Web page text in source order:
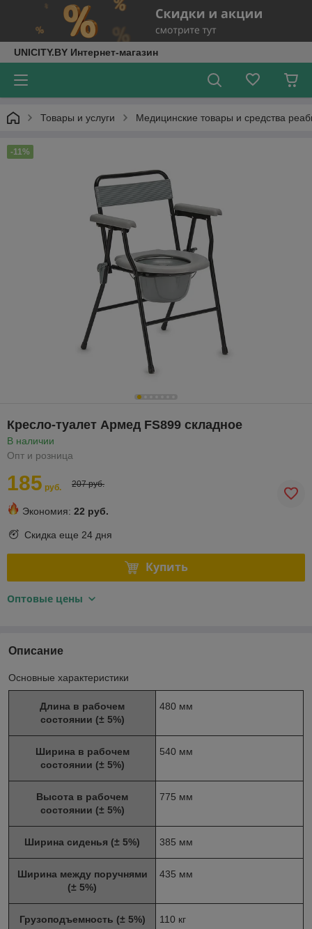
UNICITY.BY Интернет-магазин
Товары и услуги Медицинские товары и средства
-11%
Кресло-туалет Армед FS899 складное
В наличии
Опт и розница
185 руб. 207 руб.
Экономия: 22 руб.
Скидка еще 24 дня
Купить
Оптовые цены
Описание
Основные характеристики
Длина в рабочем
состоянии (± 5%)
480 мм
Ширина в рабочем
состоянии (± 5%)
540 мм
Высота в рабочем
состоянии (± 5%)
775 мм
Ширина сиденья (± 5%) 385 мм
Ширина между поручнями
(± 5%)
435 мм
Грузоподъемность (± 5%) 110 кг